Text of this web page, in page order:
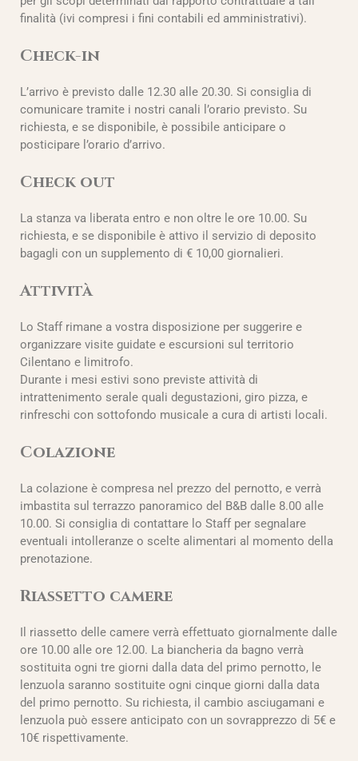
finalità (ivi compresi i fini contabili ed amministrativi).
Check-in
L’arrivo è previsto dalle 12.30 alle 20.30. Si consiglia di
comunicare tramite i nostri canali l’orario previsto. Su
richiesta, e se disponibile, è possibile anticipare o
posticipare l’orario d’arrivo.
Check out
La stanza va liberata entro e non oltre le ore 10.00. Su
richiesta, e se disponibile è attivo il servizio di deposito
bagagli con un supplemento di € 10,00 giornalieri.
Attività
Lo Staff rimane a vostra disposizione per suggerire e
organizzare visite guidate e escursioni sul territorio
Cilentano e limitrofo.
Durante i mesi estivi sono previste attività di
intrattenimento serale quali degustazioni, giro pizza, e
rinfreschi con sottofondo musicale a cura di artisti locali.
Colazione
La colazione è compresa nel prezzo del pernotto, e verrà
imbastita sul terrazzo panoramico del B&B dalle 8.00 alle
10.00. Si consiglia di contattare lo Staff per segnalare
eventuali intolleranze o scelte alimentari al momento della
prenotazione.
Riassetto camere
Il riassetto delle camere verrà effettuato giornalmente dalle
ore 10.00 alle ore 12.00. La biancheria da bagno verrà
sostituita ogni tre giorni dalla data del primo pernotto, le
lenzuola saranno sostituite ogni cinque giorni dalla data
del primo pernotto. Su richiesta, il cambio asciugamani e
lenzuola può essere anticipato con un sovrapprezzo di 5€ e
10€ rispettivamente.